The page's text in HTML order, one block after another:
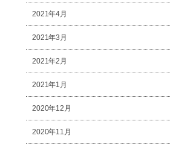
2021年4月
2021年3月
2021年2月
2021年1月
2020年12月
2020年11月